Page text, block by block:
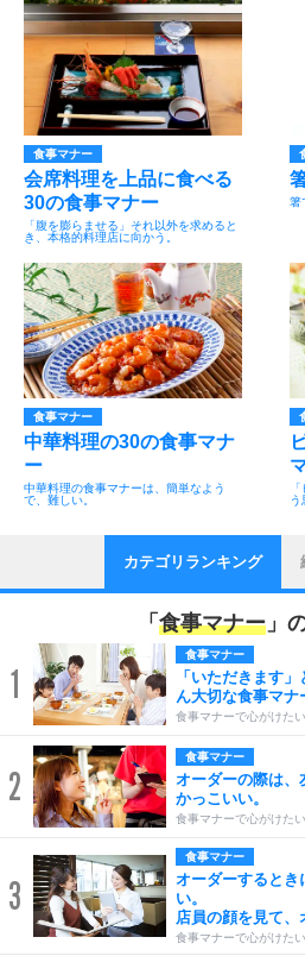
食事マナー
会席料理を上品に食べる
30の食事マナー
「腹を膨らませる」それ以外を求めると
き、本格的料理店に向かう。
箸
食事マナー
中華料理の30の食事マナ
ー
中華料理の食事マナーは、簡単なよう
で、難しい。
う
カテゴリランキング
「 食事マナー 」
1
食事マナー
「いただきます
ん大切な食事マナ
食事マナーで心がけた
2
食事マナー
オーダーの際は、
かっこいい。
食事マナーで心がけた
3
食事マナー
オーダーするとき
い。
店員の顔を見て、
食事マナーで心がけた